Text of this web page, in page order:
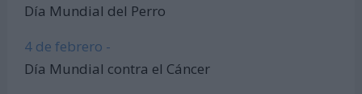
Día Mundial del Perro
4 de febrero -
Día Mundial contra el Cáncer